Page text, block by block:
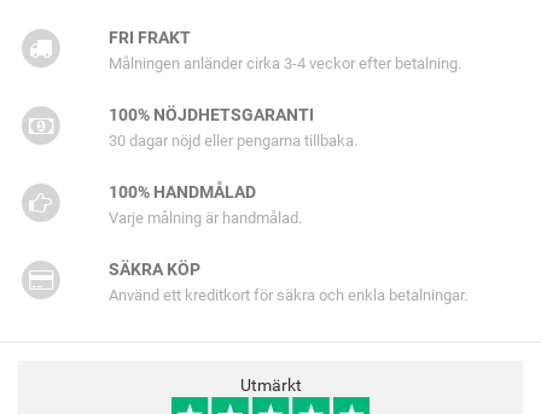
FRI FRAKT
Målningen anländer cirka 3-4 veckor efter betalning.
100% NÖJDHETSGARANTI
30 dagar nöjd eller pengarna tillbaka.
100% HANDMÅLAD
Varje målning är handmålad.
SÄKRA KÖP
Använd ett kreditkort för säkra och enkla betalningar.
Utmärkt